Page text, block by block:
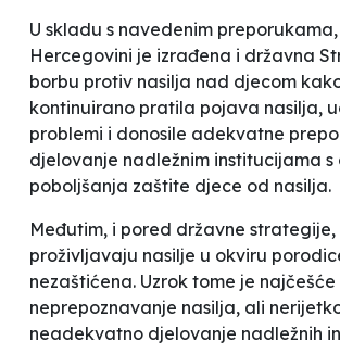
U skladu s navedenim preporukama,
Hercegovini je izrađena i državna
borbu protiv nasilja nad djecom
kontinuirano pratila pojava nasilja,
problemi i donosile adekvatne
djelovanje nadležnim institucijama s
poboljšanja zaštite djece od nasilja.
Međutim, i pored državne
proživljavaju nasilje u okviru
nezaštićena. Uzrok tome je najčešće
neprepoznavanje nasilja, ali
neadekvatno djelovanje nadležnih